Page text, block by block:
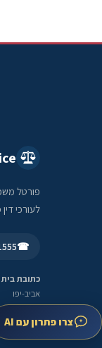
פורטל
לעורכי
☎
כתובת
אביב-יפו
צרו פתרון עם AI